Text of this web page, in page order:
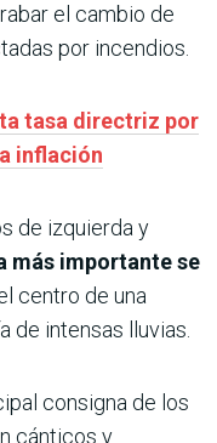
el cambio de
por incendios.
tasa directriz por
inflación
de izquierda y
más importante se
centro de una
de intensas lluvias.
consigna de los
cánticos y